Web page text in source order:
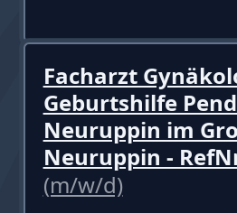
Facharzt
Geburtshilfe
Neuruppin im
Neuruppin -
(m/w/d)